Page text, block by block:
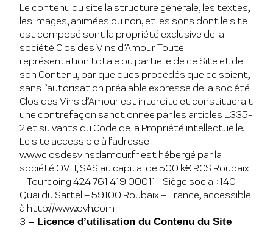
Le contenu du site la structure générale, les textes,
les images, animées ou non, et les sons dont le site
est composé sont la propriété exclusive de la
société Clos des Vins d’Amour. Toute
représentation totale ou partielle de ce Site et de
son Contenu, par quelques procédés que ce soient,
sans l’autorisation préalable expresse de la société
Clos des Vins d’Amour est interdite et constituerait
une contrefaçon sanctionnée par les articles L.335-
2 et suivants du Code de la Propriété intellectuelle.
Le site accessible à l’adresse
www.closdesvinsdamour.fr est hébergé par la
société OVH, SAS au capital de 500 k€ RCS Roubaix
– Tourcoing 424 761 419 00011 –Siège social : 140
Quai du Sartel – 59100 Roubaix – France, accessible
à http://www.ovh.com.
3 – Licence d’utilisation du Contenu du Site